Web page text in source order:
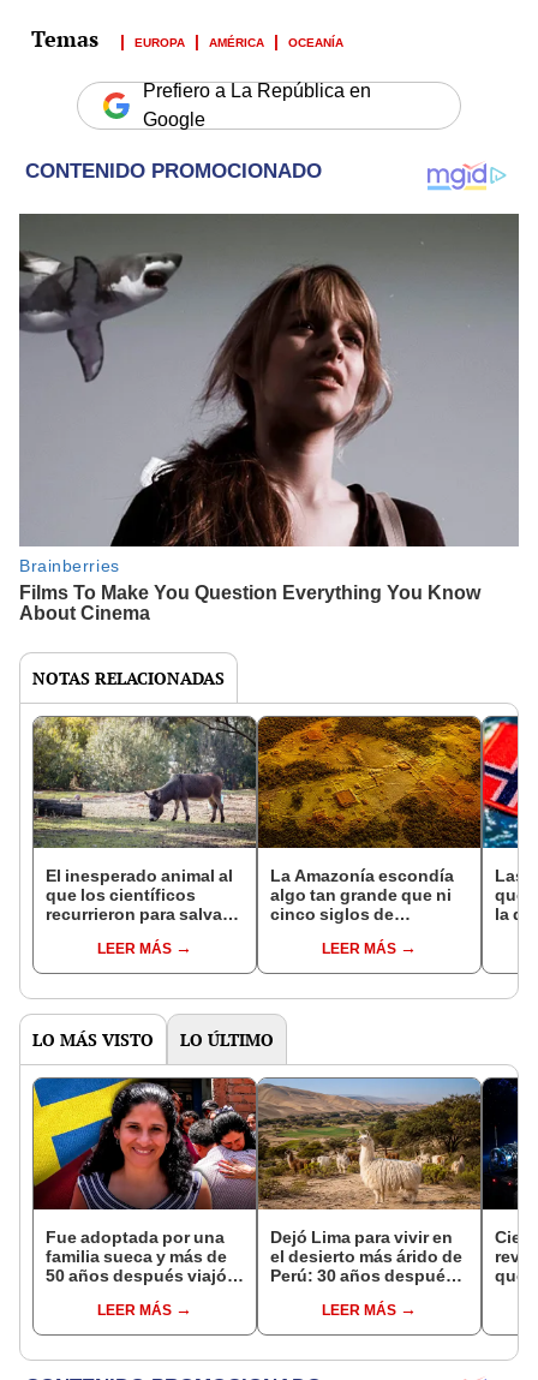
EUROPA AMÉRICA OCEANÍA
Prefiero a La República en
Google
NOTAS RELACIONADAS
El inesperado animal al
que los científicos
recurrieron para salvar
reintroducción de un
asno salvaje está
en un paisaje con más
LEER MÁS
La Amazonía escondía
algo tan grande que ni
cinco siglos de
encontrarlo: el hallazgo
podría cambiar todo lo
pasado
LEER MÁS
Las
que
la de
LO MÁS VISTO LO ÚLTIMO
Fue adoptada por una
familia sueca y más de
50 años después viajó a
sus raíces: "Encontré
esa parte faltante"
LEER MÁS
Dejó Lima para vivir en
el desierto más árido de
Perú: 30 años después,
creó un sorprendente
ecosistema
LEER MÁS
que